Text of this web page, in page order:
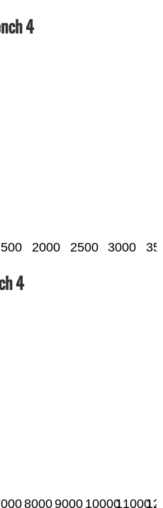
4
2000 2500 3000
4
80009000 1000011000